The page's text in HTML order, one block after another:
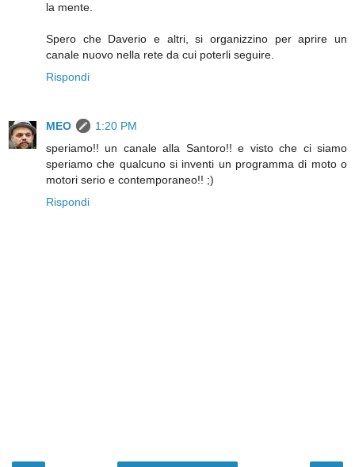
la mente.
Spero che Daverio e altri, si organizzino per aprire un
canale nuovo nella rete da cui poterli seguire.
Rispondi
MEO
1:20 PM
speriamo!! un canale alla Santoro!! e visto che ci siamo
speriamo che qualcuno si inventi un programma di moto o
motori serio e contemporaneo!! ;)
Rispondi